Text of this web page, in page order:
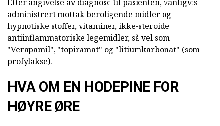
Etter angivelse av diagnose til pasienten, vanligvis
administrert mottak beroligende midler og
hypnotiske stoffer, vitaminer, ikke-steroide
antiinflammatoriske legemidler, så vel som
"Verapamil", "topiramat" og "litiumkarbonat" (som
profylakse).
HVA OM EN HODEPINE FOR
HØYRE ØRE